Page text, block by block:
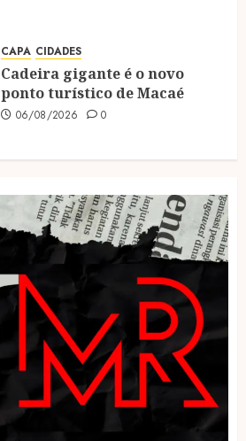
CAPA CIDADES
Cadeira gigante é o novo
ponto turístico de Macaé
06/08/2026 0